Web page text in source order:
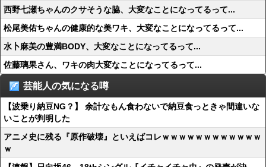
西野七瀬ちゃんのクサそうな脇、大変なことになってるって...
松尾美佑ちゃんの健康的な美ワキ、大変なことになってるって...
水卜麻美の豊満BODY、大変なことになってるって...
佐藤璃果さん、ワキの肉大変なことになってるって...
芸能人の気になる噂
【波乗り納豆NG？】 余計なもん食わないで納豆食っときゃ間違いな
いことが判明した
アニメ史に残る『原作破壊』といえばコレｗｗｗｗｗｗｗｗｗｗｗｗ
ｗ